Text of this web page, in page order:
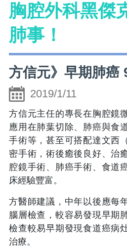
胸腔外科黑傑
肺事！
方信元》早期肺癌
2019/1/11
方信元主任的專長在胸腔鏡
應用在肺葉切除、肺癌與食
手術等，甚至可搭配達文西
密手術，術後癒後良好、治
腔鏡手術、肺癌手術、食道
床經驗豐富。
方醫師建議，中年以後應每
腦層檢查，較容易發現早期
檢查較易早期發現食道癌病
治療。